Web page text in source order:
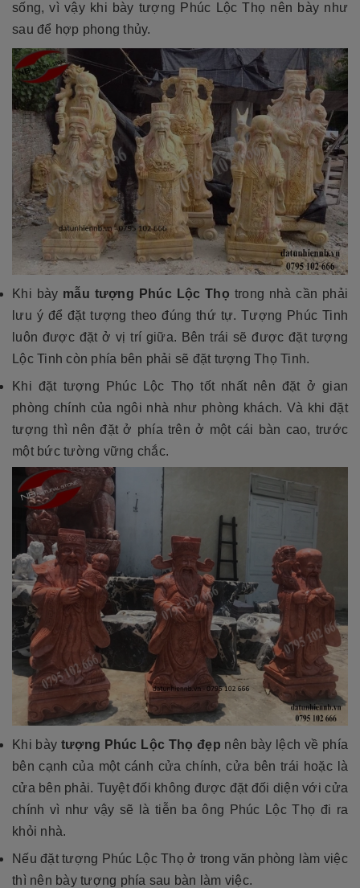
sống, vì vậy khi bày tượng Phúc Lộc Thọ nên bày như
sau để hợp phong thủy.
Khi bày mẫu tượng Phúc Lộc Thọ trong nhà cần phải
lưu ý để đặt tượng theo đúng thứ tự. Tượng Phúc Tinh
luôn được đặt ở vị trí giữa. Bên trái sẽ được đặt tượng
Lộc Tinh còn phía bên phải sẽ đặt tượng Thọ Tinh.
Khi đặt tượng Phúc Lộc Thọ tốt nhất nên đặt ở gian
phòng chính của ngôi nhà như phòng khách. Và khi đặt
tượng thì nên đặt ở phía trên ở một cái bàn cao, trước
một bức tường vững chắc.
Khi bày tượng Phúc Lộc Thọ đẹp nên bày lệch về phía
bên cạnh của một cánh cửa chính, cửa bên trái hoặc là
cửa bên phải. Tuyệt đối không được đặt đối diện với cửa
chính vì như vậy sẽ là tiễn ba ông Phúc Lộc Thọ đi ra
khỏi nhà.
Nếu đặt tượng Phúc Lộc Thọ ở trong văn phòng làm việc
thì nên bày tượng phía sau bàn làm việc.